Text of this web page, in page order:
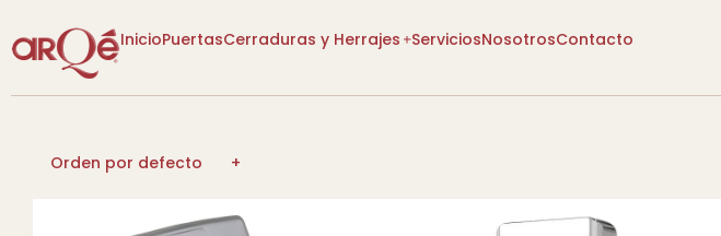
InicioPuertasCerraduras y Herrajes ServiciosNosotrosContacto
Orden por defecto [VER CATEGORÍAS]